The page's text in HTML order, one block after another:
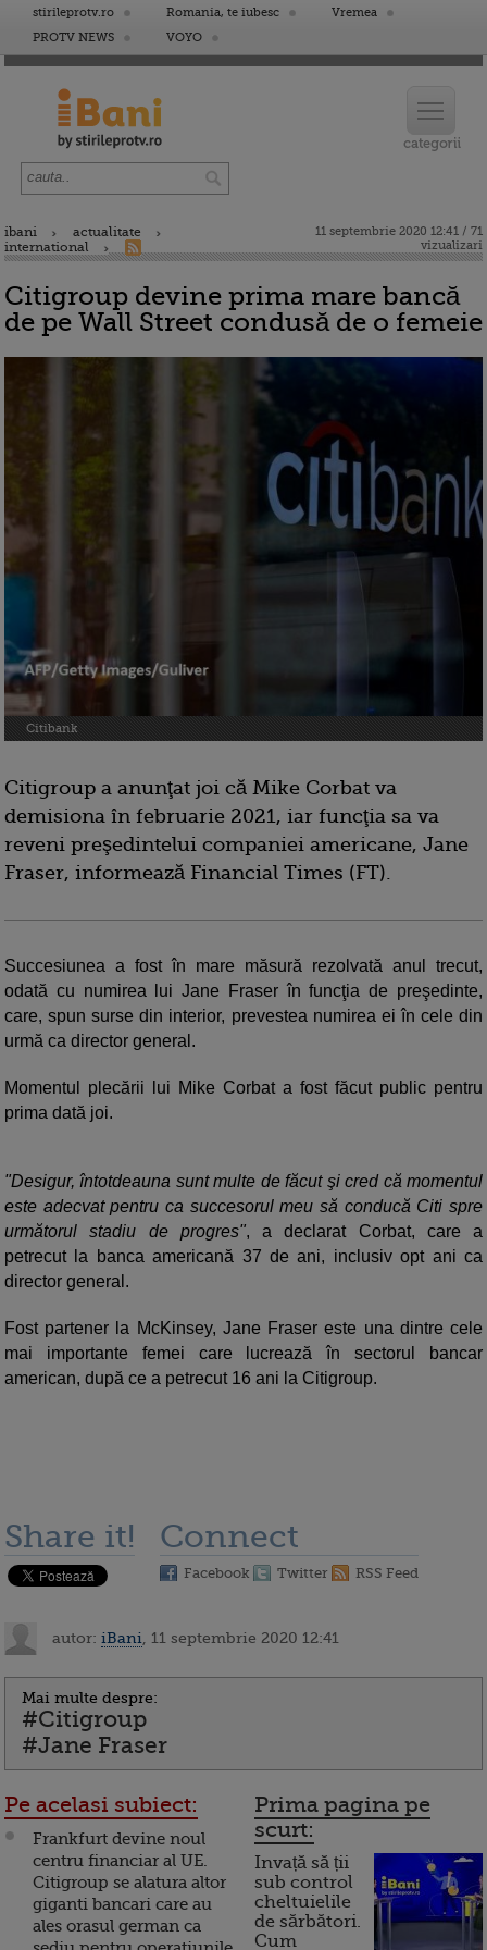
stirileprotv.ro Romania, te iubesc
Vremea
PROTV NEWS
VOYO
ibani
actualitate
international
11 septembrie 2020 12:41 / 71
vizualizari
Citigroup devine prima mare bancă
de pe Wall Street condusă de o femeie
Citibank
Citigroup a anunţat joi că Mike Corbat va
demisiona în februarie 2021, iar funcţia sa va
reveni preşedintelui companiei americane, Jane
Fraser, informează Financial Times (FT).
Succesiunea a fost în mare măsură rezolvată anul trecut,
odată cu numirea lui Jane Fraser în funcţia de preşedinte,
care, spun surse din interior, prevestea numirea ei în cele din
urmă ca director general.
Momentul plecării lui Mike Corbat a fost făcut public pentru
prima dată joi.
"Desigur, întotdeauna sunt multe de făcut şi cred că momentul
este adecvat pentru ca succesorul meu să conducă Citi spre
următorul stadiu de progres", a declarat Corbat, care a
petrecut la banca americană 37 de ani, inclusiv opt ani ca
director general.
Fost partener la McKinsey, Jane Fraser este una dintre cele
mai importante femei care lucrează în sectorul bancar
american, după ce a petrecut 16 ani la Citigroup.
Share it! Connect
Facebook Twitter RSS Feed
autor: iBani , 11 septembrie 2020 12:41
Mai multe despre:
#Citigroup
#Jane Fraser
Pe acelasi subiect:
Frankfurt devine noul
centru financiar al UE.
Citigroup se alatura altor
giganti bancari care au
ales orasul german ca
Prima pagina pe
scurt:
Invață să ții
sub control
cheltuielile
de sărbători.
Cum